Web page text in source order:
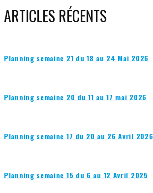
ARTICLES RÉCENTS
Planning semaine 21 du 18 au 24 Mai 2026
Planning semaine 20 du 11 au 17 mai 2026
Planning semaine 17 du 20 au 26 Avril 2026
Planning semaine 15 du 6 au 12 Avril 2025